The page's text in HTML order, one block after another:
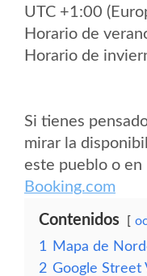
UTC +1:00
Horario de
Horario de
Si tienes
mirar la
este pueblo o en
Booking.com
Contenidos
1
Mapa de
2 Google Street